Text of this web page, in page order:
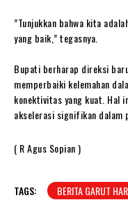
‎”Tunjukkan bahwa kita
yang baik,” tegasnya.
‎Bupati berharap direksi
memperbaiki kelemahan
konektivitas yang kuat. Hal
akselerasi signifikan dalam
( R Agus Sopian )
TAGS: BERITA GARUT